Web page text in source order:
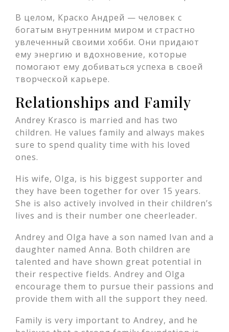
В целом, Краско Андрей — человек с
богатым внутренним миром и страстно
увлеченный своими хобби. Они придают
ему энергию и вдохновение, которые
помогают ему добиваться успеха в своей
творческой карьере.
Relationships and Family
Andrey Krasco is married and has two
children. He values family and always makes
sure to spend quality time with his loved
ones.
His wife, Olga, is his biggest supporter and
they have been together for over 15 years.
She is also actively involved in their children’s
lives and is their number one cheerleader.
Andrey and Olga have a son named Ivan and a
daughter named Anna. Both children are
talented and have shown great potential in
their respective fields. Andrey and Olga
encourage them to pursue their passions and
provide them with all the support they need.
Family is very important to Andrey, and he